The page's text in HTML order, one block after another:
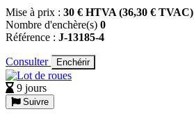
Mise à prix : 30 € HTVA (36,30 € TVAC)
Nombre d'enchère(s) 0
Référence : J-13185-4
Consulter Enchérir
9 jours
Suivre